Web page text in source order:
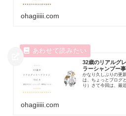
ohagiiiii.com
32歳のリアルグ
ラーシャンプー事
かなり久しぶりの更
は、ちょっとブログ
り）さて今回は、最
ohagiiiii.com